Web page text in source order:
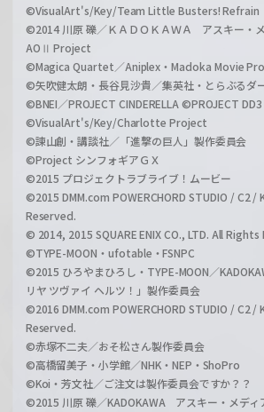
©VisualArt's/Key/Team Little Busters! Refrain
©2014 川原 礫／ＫＡＤＯＫＡＷＡ アスキー・
AOⅡ Project
©Magica Quartet／Aniplex・Madoka Movie
©矢吹健太朗・長谷見沙貴／集英社・とらぶるダ
©BNEI／PROJECT CINDERELLA ©PROJECT DD3
©VisualArt's/Key/Charlotte Project
©諫山創・講談社／「進撃の巨人」製作委員会
©Project シンフォギアＧＸ
©2015 プロジェクトラブライブ！ムービー
©2015 DMM.com POWERCHORD STUDIO / C2 /
Reserved.
© 2014, 2015 SQUARE ENIX CO., LTD. All
©TYPE-MOON・ufotable・FSNPC
©2015 ひろやまひろし・TYPE-MOON／
リヤ ツヴァイ ヘルツ！」製作委員会
©2016 DMM.com POWERCHORD STUDIO / C2 /
Reserved.
©赤塚不二夫／おそ松さん製作委員会
©高橋留美子・小学館／NHK・NEP・ShoPro
©Koi・芳文社／ご注文は製作委員会ですか？？
©2015 川原 礫／KADOKAWA アスキー・メディ